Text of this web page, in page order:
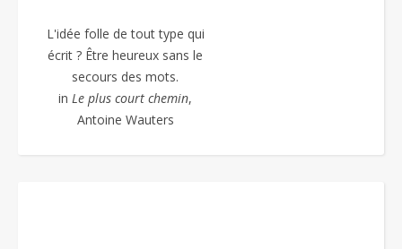
L'idée folle de tout type qui
écrit ? Être heureux sans le
secours des mots.
in Le plus court chemin,
Antoine Wauters